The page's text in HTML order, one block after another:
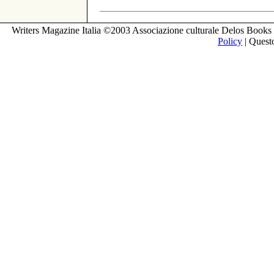
Writers Magazine Italia ©2003 Associazione culturale Delos
Policy |